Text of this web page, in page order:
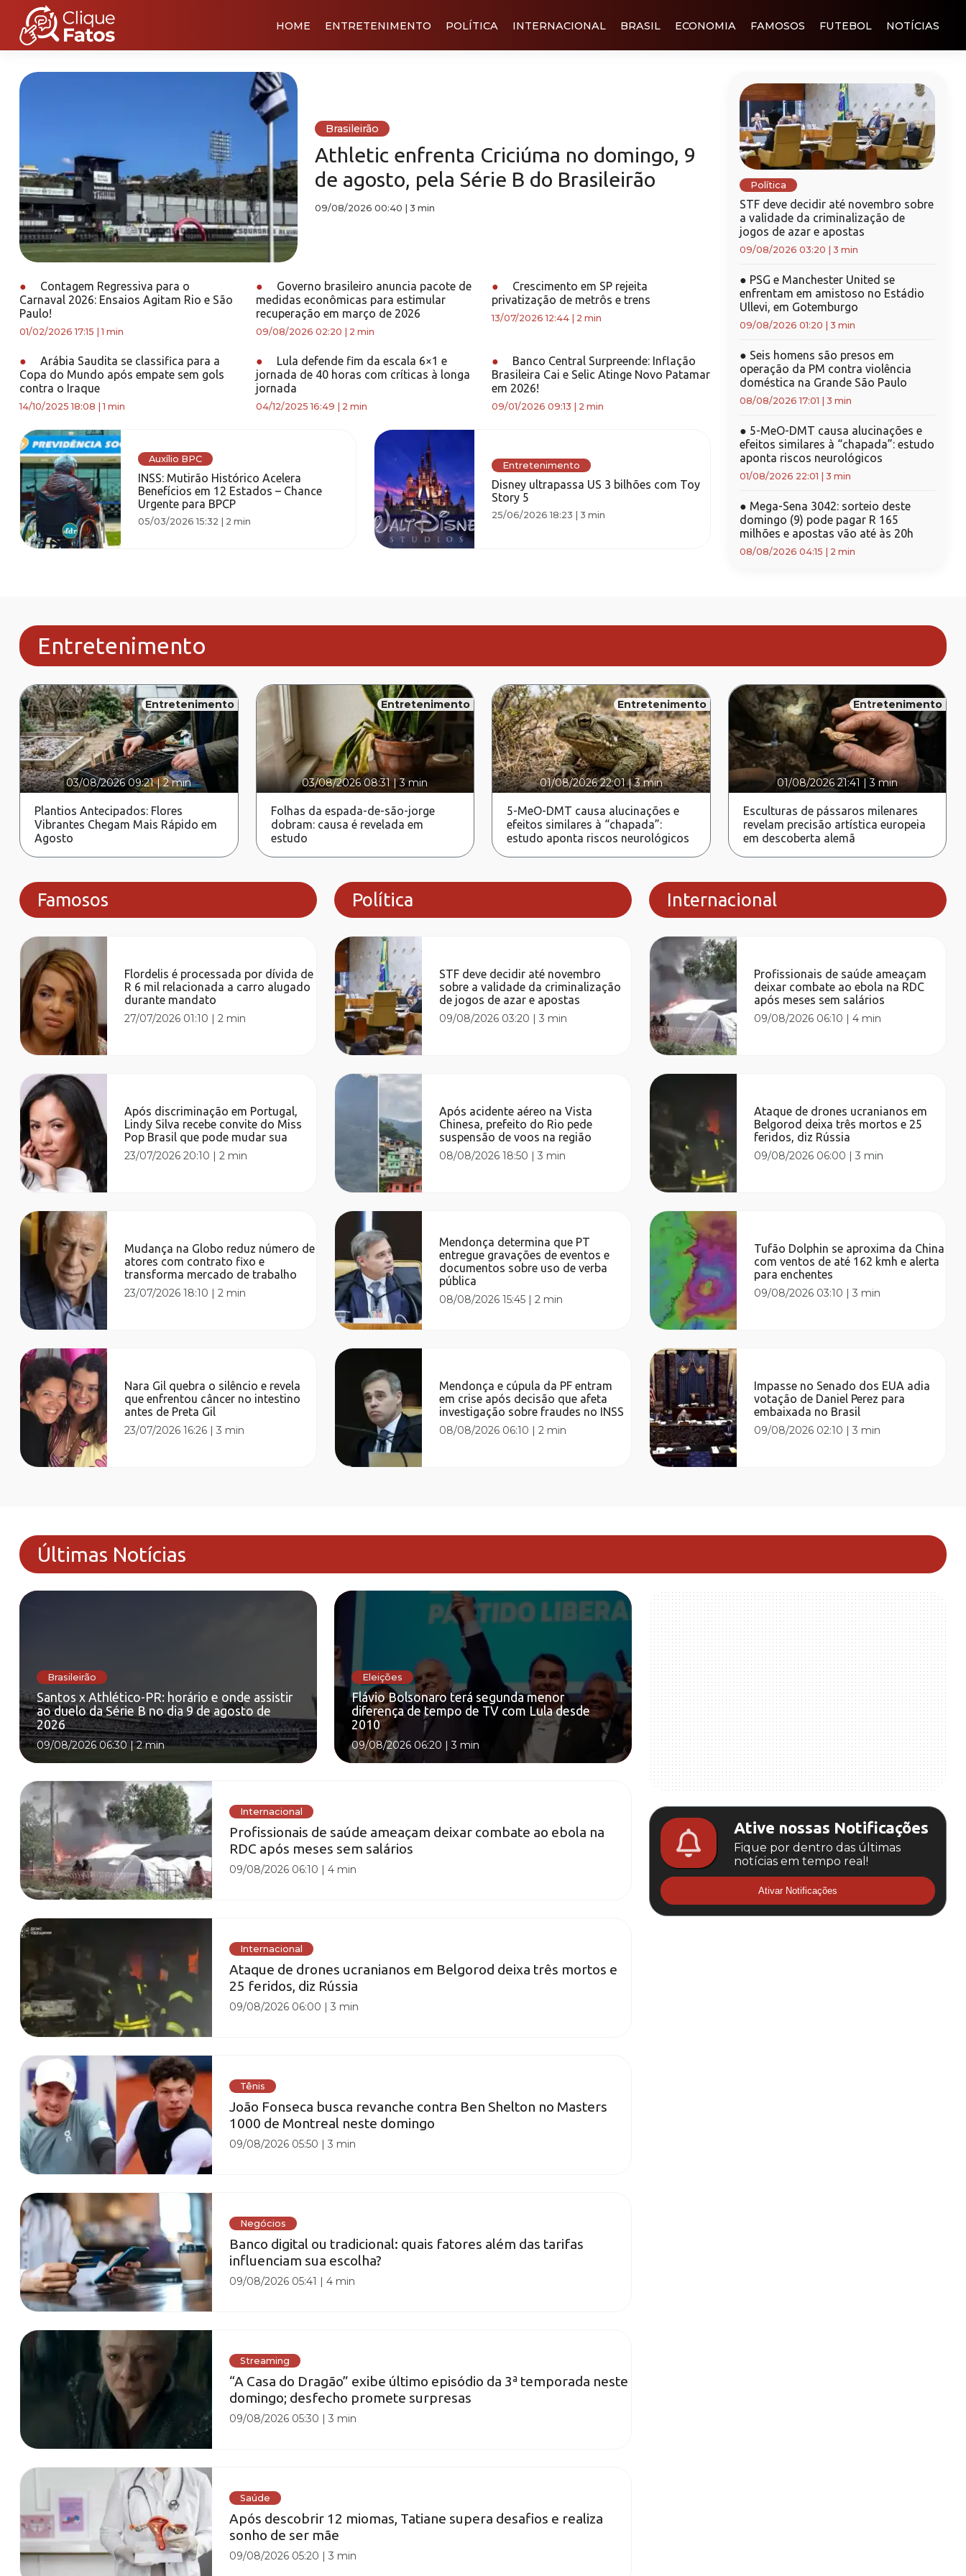
HOME ENTRETENIMENTO POLÍTICA INTERNACIONAL BRASIL ECONOMIA FAMOSOS FUTEBOL NOTÍCIAS
Brasileirão
Athletic enfrenta Criciúma no domingo, 9
de agosto, pela Série B do Brasileirão
09/08/2026 00:40 3 min
●
Contagem Regressiva para o
Carnaval 2026: Ensaios Agitam Rio e São
Paulo!
01/02/2026 17:15 |1 min
●
Governo brasileiro anuncia pacote de
medidas econômicas para estimular
recuperação em março de 2026
09/08/2026 02:20 2 min
●
Crescimento em SP rejeita
privatização de metrôs e trens
13/07/2026 12:44 2 min
●
Arábia Saudita se classifica para a
Copa do Mundo após empate sem gols
contra o Iraque
14/10/2025 18:08 |1 min
●
Lula defende fim da escala 6×1 e
jornada de 40 horas com críticas à longa
jornada
04/12/2025 16:49 2 min
●
Banco Central Surpreende: Inflação
Brasileira Cai e Selic Atinge Novo Patamar
em 2026!
09/01/2026 09:13 2 min
Auxílio BPC
INSS: Mutirão Histórico Acelera
Benefícios em 12 Estados – Chance
Urgente para BPCP
05/03/2026 15:32 | 2 min
Entretenimento
Disney ultrapassa US 3 bilhões com Toy
Story 5
25/06/2026 18:23 |3 min
Política
STF deve decidir até novembro sobre
a validade da criminalização de
jogos de azar e apostas
09/08/2026 03:20 3 min
● PSG e Manchester United se
enfrentam em amistoso no Estádio
Ullevi, em Gotemburgo
09/08/2026 01:20 3 min
● Seis homens são presos em
operação da PM contra violência
doméstica na Grande São Paulo
08/08/2026 17:01 3 min
● 5-MeO-DMT causa alucinações e
efeitos similares à “chapada”: estudo
aponta riscos neurológicos
01/08/2026 22:01 3 min
● Mega-Sena 3042: sorteio deste
domingo (9) pode pagar R 165
milhões e apostas vão até às 20h
08/08/2026 04:15 2 min
Entretenimento
Entretenimento
03/08/2026 09:21|2 min
Plantios Antecipados: Flores
Vibrantes Chegam Mais Rápido em
Agosto
Entretenimento
03/08/2026 08:31|3 min
Folhas da espada-de-são-jorge
dobram: causa é revelada em
estudo
Entretenimento
01/08/2026 22:01|3 min
5-MeO-DMT causa alucinações e
efeitos similares à “chapada”:
estudo aponta riscos neurológicos
Entretenimento
01/08/2026 21:41 |3 min
Esculturas de pássaros milenares
revelam precisão artística europeia
em descoberta alemã
Famosos
Flordelis é processada por dívida de
R 6 mil relacionada a carro alugado
durante mandato
27/07/2026 01:10 |2 min
Após discriminação em Portugal,
Lindy Silva recebe convite do Miss
Pop Brasil que pode mudar sua
23/07/2026 20:10 |2 min
Mudança na Globo reduz número de
atores com contrato fixo e
transforma mercado de trabalho
23/07/2026 18:10 |2 min
Nara Gil quebra o silêncio e revela
que enfrentou câncer no intestino
antes de Preta Gil
23/07/2026 16:26 |3 min
Política
STF deve decidir até novembro
sobre a validade da criminalização
de jogos de azar e apostas
09/08/2026 03:20 |3 min
Após acidente aéreo na Vista
Chinesa, prefeito do Rio pede
suspensão de voos na região
08/08/2026 18:50 |3 min
Mendonça determina que PT
entregue gravações de eventos e
documentos sobre uso de verba
pública
08/08/2026 15:45 |2 min
Mendonça e cúpula da PF entram
em crise após decisão que afeta
investigação sobre fraudes no INSS
08/08/2026 06:10 |2 min
Internacional
Profissionais de saúde ameaçam
deixar combate ao ebola na RDC
após meses sem salários
09/08/2026 06:10 |4 min
Ataque de drones ucranianos em
Belgorod deixa três mortos e 25
feridos, diz Rússia
09/08/2026 06:00 |3 min
Tufão Dolphin se aproxima da China
com ventos de até 162 kmh e alerta
para enchentes
09/08/2026 03:10 |3 min
Impasse no Senado dos EUA adia
votação de Daniel Perez para
embaixada no Brasil
09/08/2026 02:10 |3 min
Últimas Notícias
Brasileirão
Santos x Athlético-PR: horário e onde assistir
ao duelo da Série B no dia 9 de agosto de
2026
09/08/2026 06:30 |2 min
Eleições
Flávio Bolsonaro terá segunda menor
diferença de tempo de TV com Lula desde
2010
09/08/2026 06:20 |3 min
Internacional
Profissionais de saúde ameaçam deixar combate ao ebola na
RDC após meses sem salários
09/08/2026 06:10 |4 min
Internacional
Ataque de drones ucranianos em Belgorod deixa três mortos e
25 feridos, diz Rússia
09/08/2026 06:00 |3 min
Tênis
João Fonseca busca revanche contra Ben Shelton no Masters
1000 de Montreal neste domingo
09/08/2026 05:50 |3 min
Negócios
Banco digital ou tradicional: quais fatores além das tarifas
influenciam sua escolha?
09/08/2026 05:41 |4 min
Streaming
“A Casa do Dragão” exibe último episódio da 3ª temporada neste
domingo; desfecho promete surpresas
09/08/2026 05:30 |3 min
Saúde
Após descobrir 12 miomas, Tatiane supera desafios e realiza
sonho de ser mãe
09/08/2026 05:20 |3 min
Ative nossas Notificações
Fique por dentro das últimas
notícias em tempo real!
Ativar Notificações